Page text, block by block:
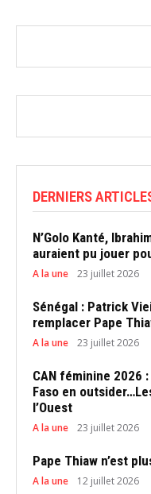
DERNIERS
N’Golo Kanté,
auraient pu jouer
A la une 23 juillet 2026
Sénégal : Patrick
remplacer Pape
A la une 23 juillet 2026
CAN féminine 2026
Faso en
l’Ouest
A la une 23 juillet 2026
Pape Thiaw n’est
A la une 12 juillet 2026